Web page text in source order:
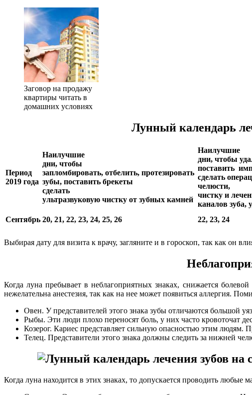
Заговор на продажу
квартиры читать в
домашних условиях
Лунный календарь
Период
2019 года
Наилучшие
дни, чтобы
запломбировать, отбелить, протезировать
зубы, поставить брекеты
сделать
ультразвуковую чистку от зубных камней
Наилучшие
дни, чтобы
поставить
сделать
челюсти,
чистку и
каналов зуба,
Сентябрь 20, 21, 22, 23, 24, 25, 26 22, 23, 24
Выбирая дату для визита к врачу, загляните и в гороскоп, так как он
Когда луна пребывает в неблагоприятных знаках, снижается
нежелательна анестезия, так как на нее может появиться аллергия.
Овен. У представителей этого знака зубы отличаются большой
Рыбы. Эти люди плохо переносят боль, у них часто кровоточат
Козерог. Кариес представляет сильную опасностью этим людям.
Телец. Представители этого знака должны следить за нижней
Когда луна находится в этих знаках, то допускается проводить любые